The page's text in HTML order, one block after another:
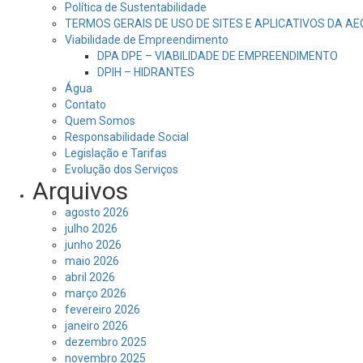
Política de Sustentabilidade
TERMOS GERAIS DE USO DE SITES E APLICATIVOS DA
Viabilidade de Empreendimento
DPA DPE – VIABILIDADE DE EMPREENDIMENTO
DPIH – HIDRANTES
Água
Contato
Quem Somos
Responsabilidade Social
Legislação e Tarifas
Evolução dos Serviços
Arquivos
agosto 2026
julho 2026
junho 2026
maio 2026
abril 2026
março 2026
fevereiro 2026
janeiro 2026
dezembro 2025
novembro 2025